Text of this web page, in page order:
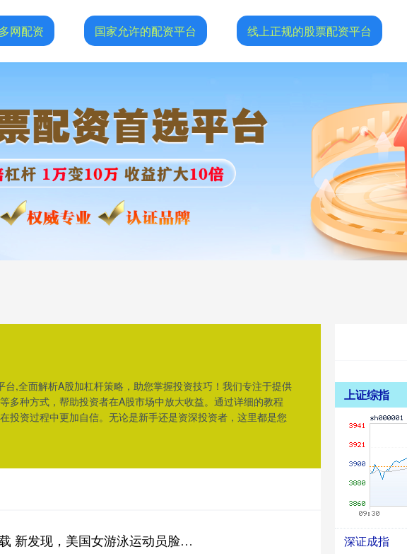
网配资 国家允许的配资平台 线上正规的股票配资平台
,全面解析A股加杠杆策略，助您掌握投资技巧！我们专注于提供
多种方式，帮助投资者在A股市场中放大收益。通过详细的教程
投资过程中更加自信。无论是新手还是资深投资者，这里都是您
股利网配资APP下载 新发现，美国女游泳运动员脸上100%肯定有涂层，或为掩盖紫薯脸_巴黎奥运会_道格拉斯_现象
上证综指
深证成指